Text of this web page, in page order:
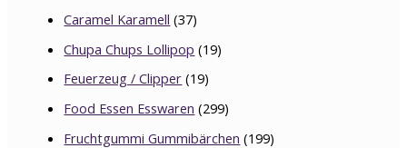
Caramel Karamell (37)
Chupa Chups Lollipop (19)
Feuerzeug / Clipper (19)
Food Essen Esswaren (299)
Fruchtgummi Gummibärchen (199)